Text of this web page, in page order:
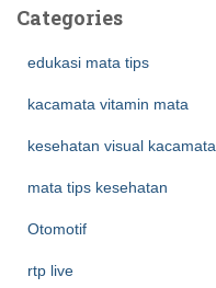
Categories
edukasi mata tips
kacamata vitamin mata
kesehatan visual kacamata
mata tips kesehatan
Otomotif
rtp live